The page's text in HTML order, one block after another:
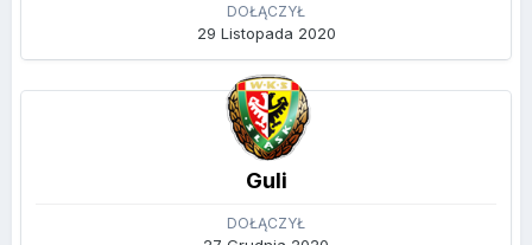
DOŁĄCZYŁ
29 Listopada 2020
Guli
DOŁĄCZYŁ